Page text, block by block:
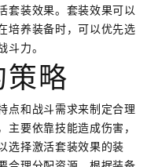
套装效果。套装效果可以
培养装备时，可以优先选
力。
略
点和战斗需求来制定合理
要依靠技能造成伤害，
选择激活套装效果的装